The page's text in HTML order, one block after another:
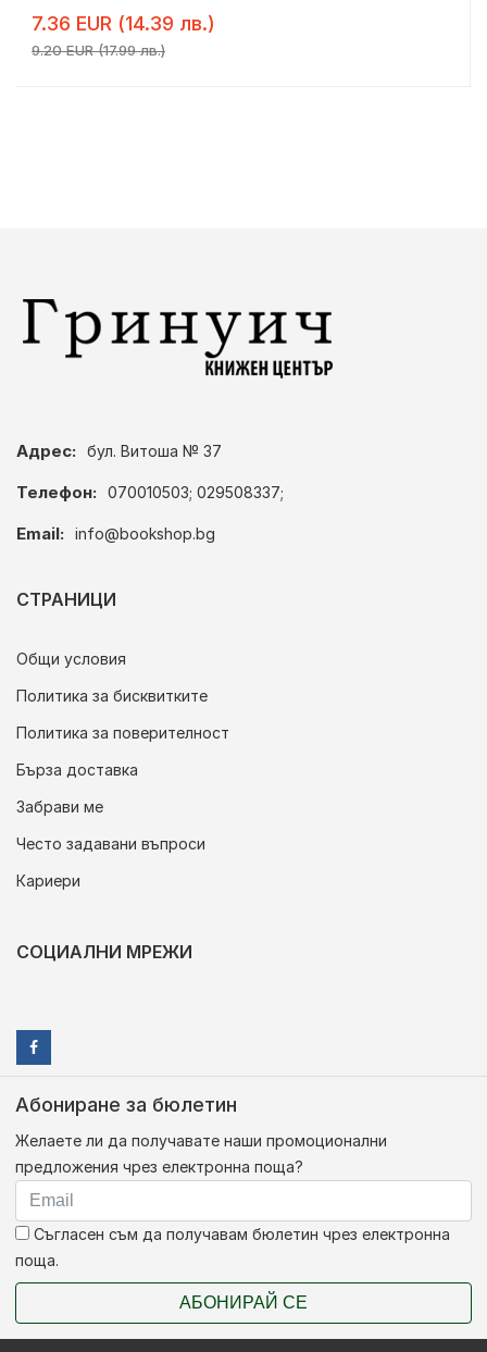
7.36 EUR (14.39 лв.)
9.20 EUR (17.99 лв.)
Адрес: бул. Витоша № 37
Телефон: 070010503; 029508337;
Email: info@bookshop.bg
СТРАНИЦИ
Общи условия
Политика за бисквитките
Политика за поверителност
Бърза доставка
Забрави ме
Често задавани въпроси
Кариери
СОЦИАЛНИ МРЕЖИ
Абониране за бюлетин
Желаете ли да получавате наши промоционални
предложения чрез електронна поща?
Съгласен съм да получавам бюлетин чрез електронна
поща.
АБОНИРАЙ СЕ